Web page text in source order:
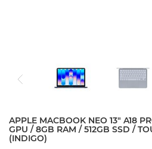
APPLE MACBOOK NEO 13" A18
GPU / 8GB RAM / 512GB SSD /
(INDIGO)